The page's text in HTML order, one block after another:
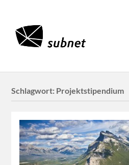
Schlagwort: Projektstipendium